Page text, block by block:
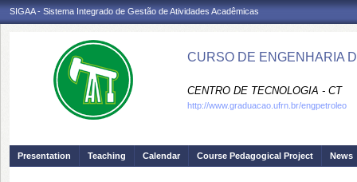
SIGAA - Sistema Integrado de Gestão de Atividades Acadêmicas
CURSO DE ENGENHARIA
CENTRO DE TECNOLOGIA - CT
http://www.graduacao.ufrn.br/engpetroleo
Presentation Teaching Calendar Course Pedagogical Project News